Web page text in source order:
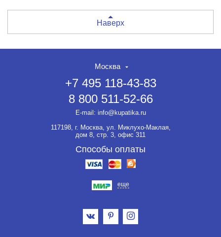
Наверх
Москва
+7 495 118-43-83
8 800 511-52-66
E-mail: info@kupatika.ru
117198, г. Москва, ул. Миклухо-Маклая,
дом 8, стр. 3, офис 311
Способы оплаты
еще